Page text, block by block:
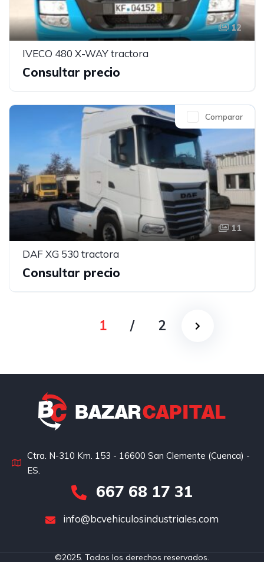
12
IVECO 480 X-WAY tractora
Consultar precio
11
Comparar
DAF XG 530 tractora
Consultar precio
1 / 2
Ctra. N-310 Km. 153 - 16600 San Clemente (Cuenca) -
ES.
667 68 17 31
info@bcvehiculosindustriales.com
©2025. Todos los derechos reservados.